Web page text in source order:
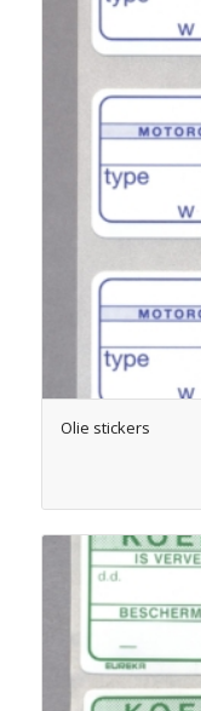
Olie stickers